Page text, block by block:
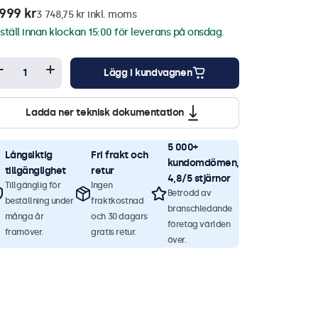
kr3 748,75 kr inkl. moms
innan klockan 15:00 för leverans på onsdag.
Lägg i kundvagnen
Ladda ner teknisk dokumentation
Långsiktig
tillgänglighet
Tillgänglig för
beställning under
många år
framöver.
Fri frakt och
retur
Ingen
fraktkostnad
och 30 dagars
gratis retur.
5 000+
kundomdömen,
4,8/5 stjärnor
Betrodd av
branschledande
företag världen
över.